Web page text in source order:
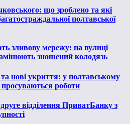
що зроблено та які
полтавської
зливову мережу: на вулиці
зношений колодязь
нові укриття: у полтавському
роботи
відділення ПриватБанку з